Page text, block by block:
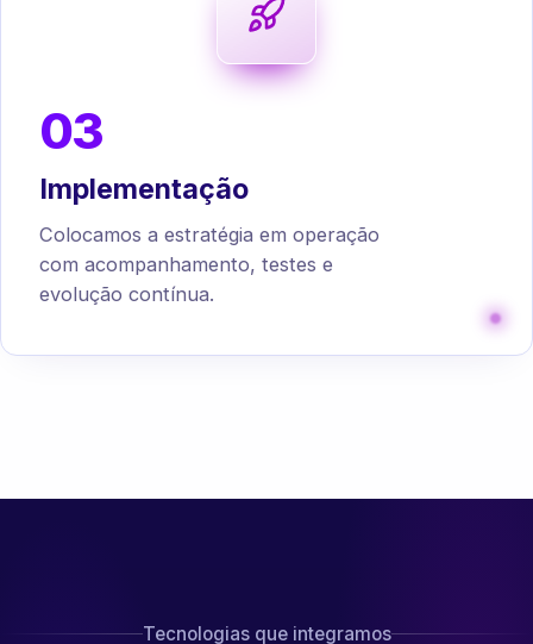
03
Implementação
Colocamos a estratégia em operação
com acompanhamento, testes e
evolução contínua.
Tecnologias que integramos